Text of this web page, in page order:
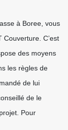
à Boree, vous
Couverture. C’est
des moyens
les règles de
de lui
de le
Pour